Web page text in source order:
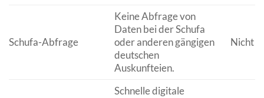
Schufa-Abfrage
Keine Abfrage von
Daten bei der Schufa
oder anderen gängigen
deutschen
Auskunfteien.
Nicht
Schnelle digitale